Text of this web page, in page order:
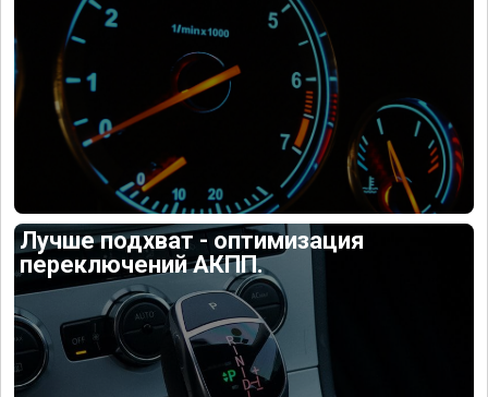
Лучше подхват - оптимизация
переключений АКПП.